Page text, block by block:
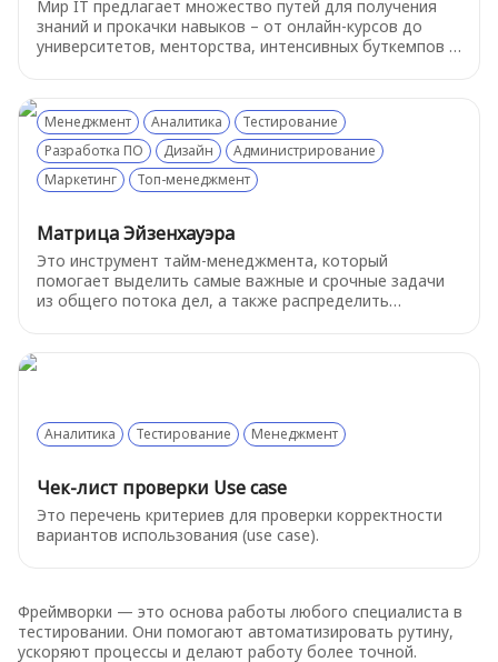
Мир IT предлагает множество путей для получения
знаний и прокачки навыков – от онлайн-курсов до
университетов, менторства, интенсивных буткемпов и
подхода, их преимущества, недостатки, возможные
подводные камни и приведем примеры популярных
платформ и ресурсов в России.
Менеджмент Аналитика
Тестирование
Разработка ПО
Дизайн
Администрирование
Маркетинг
Топ-менеджмент
Матрица Эйзенхауэра
Это инструмент тайм-менеджмента, который
помогает выделить самые важные и срочные задачи
из общего потока дел, а также распределить
Аналитика Тестирование Менеджмент
Чек-лист проверки Use case
Это перечень критериев для проверки корректности
вариантов использования (use case).
Фреймворки — это основа работы любого специалиста в
тестировании. Они помогают автоматизировать рутину,
ускоряют процессы и делают работу более точной.